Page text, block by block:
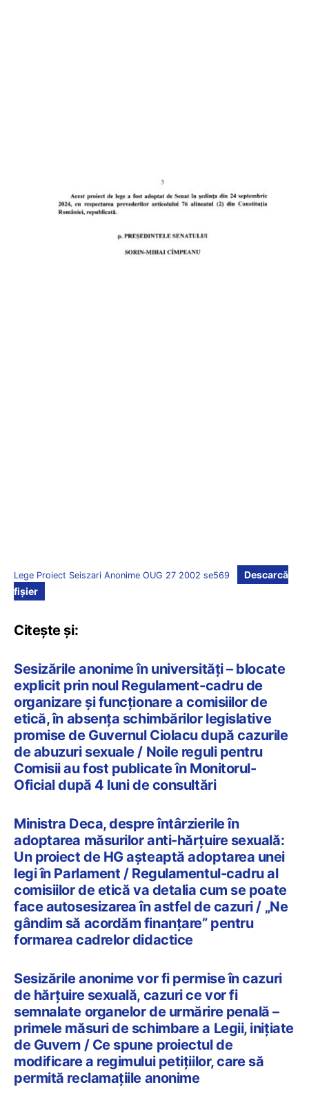
Lege Proiect Seiszari Anonime OUG 27 2002 se569
Descarcă
fișier
Citește și:
Sesizările anonime în universități – blocate
explicit prin noul Regulament-cadru de
organizare și funcționare a comisiilor de
etică, în absența schimbărilor legislative
promise de Guvernul Ciolacu după cazurile
de abuzuri sexuale / Noile reguli pentru
Comisii au fost publicate în Monitorul-
Oficial după 4 luni de consultări
Ministra Deca, despre întârzierile în
adoptarea măsurilor anti-hărțuire sexuală:
Un proiect de HG așteaptă adoptarea unei
legi în Parlament / Regulamentul-cadru al
comisiilor de etică va detalia cum se poate
face autosesizarea în astfel de cazuri / „Ne
gândim să acordăm finanțare” pentru
formarea cadrelor didactice
Sesizările anonime vor fi permise în cazuri
de hărțuire sexuală, cazuri ce vor fi
semnalate organelor de urmărire penală –
primele măsuri de schimbare a Legii, inițiate
de Guvern / Ce spune proiectul de
modificare a regimului petițiilor, care să
permită reclamațiile anonime